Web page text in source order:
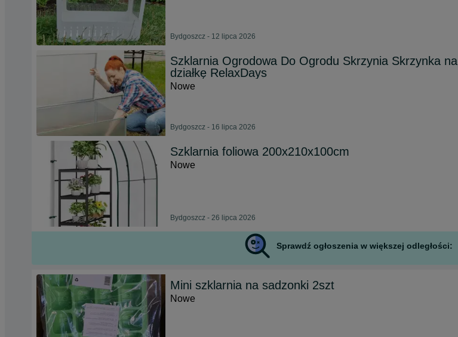
Bydgoszcz - 12 lipca 2026
Szklarnia Ogrodowa Do Ogrodu Skrzynia Skrzynka na
działkę RelaxDays
Nowe
Bydgoszcz - 16 lipca 2026
Szklarnia foliowa 200x210x100cm
Nowe
Bydgoszcz - 26 lipca 2026
Sprawdź ogłoszenia w większej odległości:
Mini szklarnia na sadzonki 2szt
Nowe